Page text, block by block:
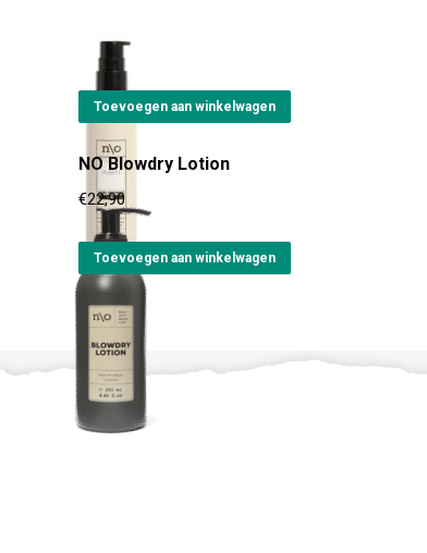
24,95
Toevoegen aan winkelwagen
NO Blowdry Lotion
€22,90
Toevoegen aan winkelwagen